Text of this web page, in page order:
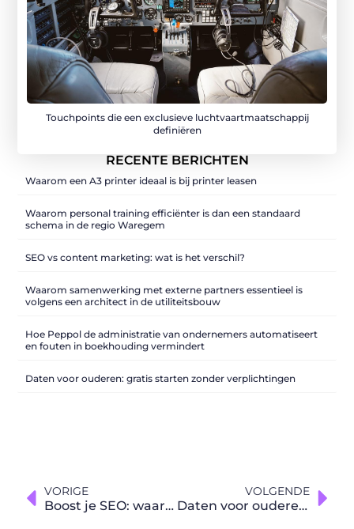
Touchpoints die een exclusieve luchtvaartmaatschappij
definiëren
RECENTE BERICHTEN
Waarom een A3 printer ideaal is bij printer leasen
Waarom personal training efficiënter is dan een standaard
schema in de regio Waregem
SEO vs content marketing: wat is het verschil?
Waarom samenwerking met externe partners essentieel is
volgens een architect in de utiliteitsbouw
Hoe Peppol de administratie van ondernemers automatiseert
en fouten in boekhouding vermindert
Daten voor ouderen: gratis starten zonder verplichtingen
VORIGE
Boost je SEO: waarom Black Friday het perfecte moment is om in backlinks te investeren
VOLGENDE
Daten voor ouderen: gratis starten zonder verplichtingen